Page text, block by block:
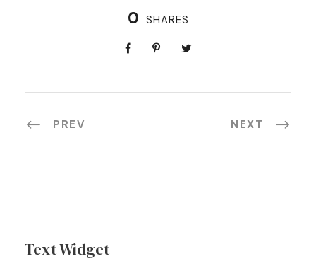
0 SHARES
PREV NEXT
Text Widget